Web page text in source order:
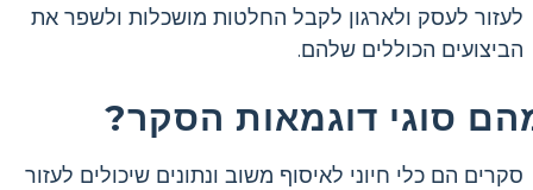
לעזור לעסק ולארגון לקבל החלטות מושכלות ולשפר את
הביצועים הכוללים שלהם.
סוגי דוגמאות הסקר?
סקרים הם כלי חיוני לאיסוף משוב ונתונים שיכולים לעזור